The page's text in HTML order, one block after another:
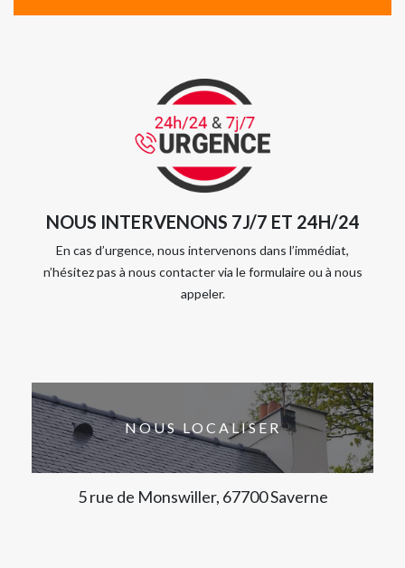
NOUS INTERVENONS 7J/7 ET 24H/24
En cas d’urgence, nous intervenons dans l’immédiat,
n’hésitez pas à nous contacter via le formulaire ou à nous
appeler.
NOUS LOCALISER
5 rue de Monswiller, 67700 Saverne